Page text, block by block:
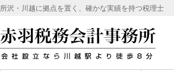
所沢・川越に拠点を置く、確かな実績を持つ税理士